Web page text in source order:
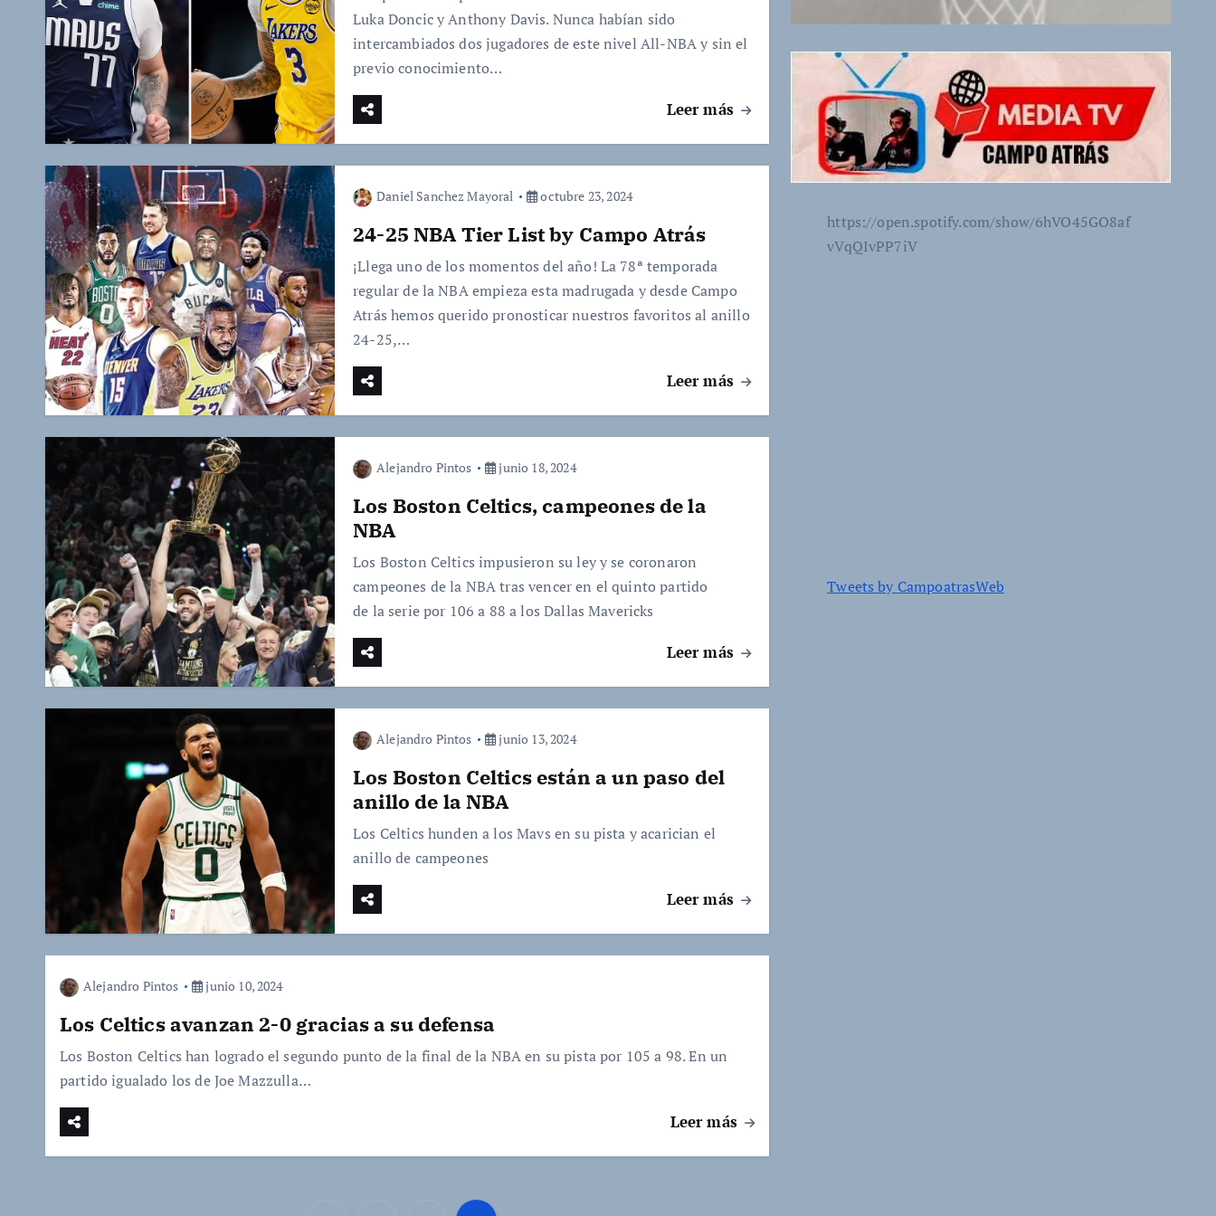
Luka Doncic y Anthony Davis. Nunca habían sido
intercambiados dos jugadores de este nivel All-NBA y sin el
previo conocimiento…
Leer más
Daniel Sanchez Mayoral octubre 23, 2024
24-25 NBA Tier List by Campo Atrás
¡Llega uno de los momentos del año! La 78ª temporada
regular de la NBA empieza esta madrugada y desde Campo
Atrás hemos querido pronosticar nuestros favoritos al anillo
24-25,…
Leer más
Alejandro Pintos junio 18, 2024
Los Boston Celtics, campeones de la
NBA
Los Boston Celtics impusieron su ley y se coronaron
campeones de la NBA tras vencer en el quinto partido
de la serie por 106 a 88 a los Dallas Mavericks
Leer más
Alejandro Pintos junio 13, 2024
Los Boston Celtics están a un paso del
anillo de la NBA
Los Celtics hunden a los Mavs en su pista y acarician el
anillo de campeones
Leer más
Alejandro Pintos junio 10, 2024
Los Celtics avanzan 2-0 gracias a su defensa
Los Boston Celtics han logrado el segundo punto de la final de la NBA en su pista por 105 a 98. En un
partido igualado los de Joe Mazzulla…
Leer más
https://open.spotify.com/show/6hVO45GO8af
vVqQIvPP7iV
Tweets by CampoatrasWeb